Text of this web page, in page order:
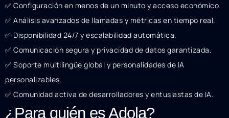
✅ Configuración en menos de un minuto y acceso económico.
✅ Análisis avanzados de llamadas y métricas en tiempo real.
✅ Disponibilidad 24/7 y escalabilidad automática.
✅ Comunicación segura y privacidad de datos garantizada.
✅ Soporte multilingüe global y personalidades de IA
personalizables.
✅ Comunidad activa de desarrolladores y entusiastas de IA.
¿Para quién es Adola?